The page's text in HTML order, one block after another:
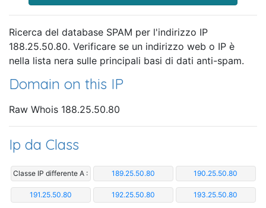
Ricerca del database SPAM per l'indirizzo IP
188.25.50.80. Verificare se un indirizzo web o IP è
nella lista nera sulle principali basi di dati anti-spam.
Domain on this IP
Raw Whois 188.25.50.80
Ip da Class
Classe IP differente A : 189.25.50.80 190.25.50.80
191.25.50.80 192.25.50.80 193.25.50.80